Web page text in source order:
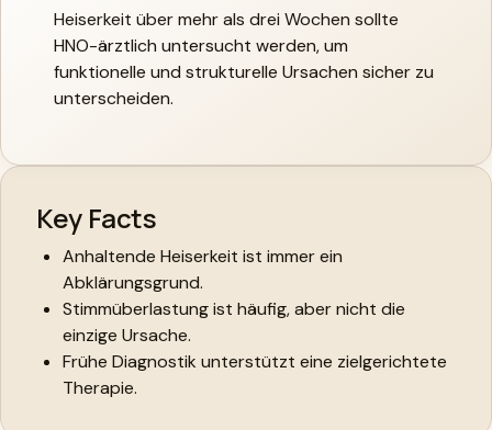
Anrufen
Heiserkeit über mehr als drei Wochen sollte
HNO-ärztlich untersucht werden, um
funktionelle und strukturelle Ursachen sicher zu
unterscheiden.
Key Facts
Anhaltende Heiserkeit ist immer ein
Abklärungsgrund.
Stimmüberlastung ist häufig, aber nicht die
einzige Ursache.
Frühe Diagnostik unterstützt eine zielgerichtete
Therapie.